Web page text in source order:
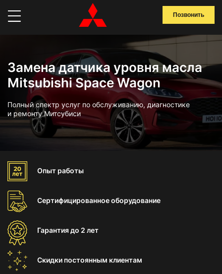
Позвонить
Замена датчика уровня масла
Mitsubishi Space Wagon
Полный спектр услуг по обслуживанию, диагностике
и ремонту Митсубиси
Опыт работы
Сертифицированноеоборудование
Гарантиядо 2 лет
Скидки постоянным клиентам